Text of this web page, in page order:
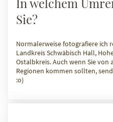
In welchem
Sie?
Normalerweise fotografiere ich
Landkreis Schwäbisch Hall,
Ostalbkreis. Auch wenn Sie
Regionen kommen sollten,
:o)